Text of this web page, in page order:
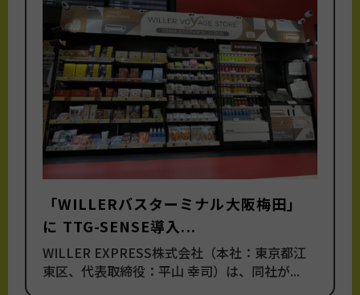
「WILLERバスターミナル大阪梅田」
に TTG-SENSE導入...
WILLER EXPRESS株式会社（本社：東京都江
東区、代表取締役：平山 幸司）は、同社が...